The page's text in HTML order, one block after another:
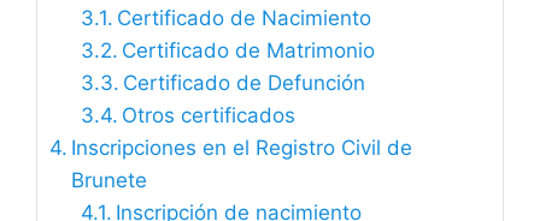
Certificado de Nacimiento
Certificado de Matrimonio
Certificado de Defunción
Otros certificados
Inscripciones en el Registro Civil de
Brunete
Inscripción de nacimiento